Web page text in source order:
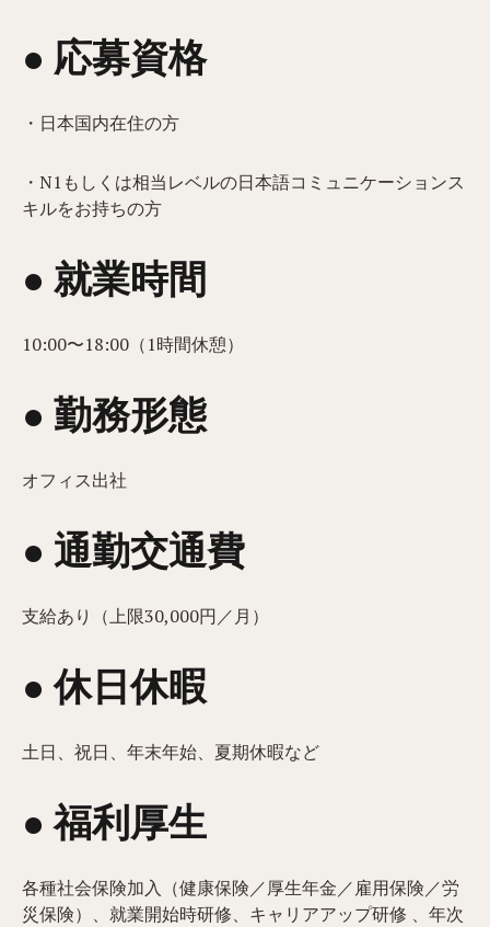
● 応募資格
・日本国内在住の方
・N1もしくは相当レベルの日本語コミュニケーションス
キルをお持ちの方
● 就業時間
10:00〜18:00（1時間休憩）
● 勤務形態
オフィス出社
● 通勤交通費
支給あり（上限30,000円／月）
● 休日休暇
土日、祝日、年末年始、夏期休暇など
● 福利厚生
各種社会保険加入（健康保険／厚生年金／雇用保険／労
災保険）、就業開始時研修、キャリアアップ研修 、年次